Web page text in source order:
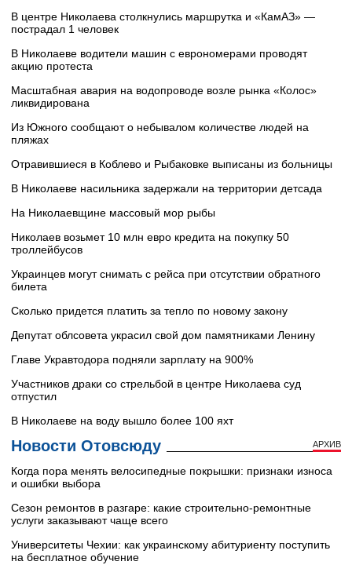
В центре Николаева столкнулись маршрутка и «КамАЗ» —
пострадал 1 человек
В Николаеве водители машин с еврономерами проводят
акцию протеста
Масштабная авария на водопроводе возле рынка «Колос»
ликвидирована
Из Южного сообщают о небывалом количестве людей на
пляжах
Отравившиеся в Коблево и Рыбаковке выписаны из больницы
В Николаеве насильника задержали на территории детсада
На Николаевщине массовый мор рыбы
Николаев возьмет 10 млн евро кредита на покупку 50
троллейбусов
Украинцев могут снимать с рейса при отсутствии обратного
билета
Сколько придется платить за тепло по новому закону
Депутат облсовета украсил свой дом памятниками Ленину
Главе Укравтодора подняли зарплату на 900%
Участников драки со стрельбой в центре Николаева суд
отпустил
В Николаеве на воду вышло более 100 яхт
Новости Отовсюду АРХИВ
Когда пора менять велосипедные покрышки: признаки износа
и ошибки выбора
Сезон ремонтов в разгаре: какие строительно-ремонтные
услуги заказывают чаще всего
Университеты Чехии: как украинскому абитуриенту поступить
на бесплатное обучение